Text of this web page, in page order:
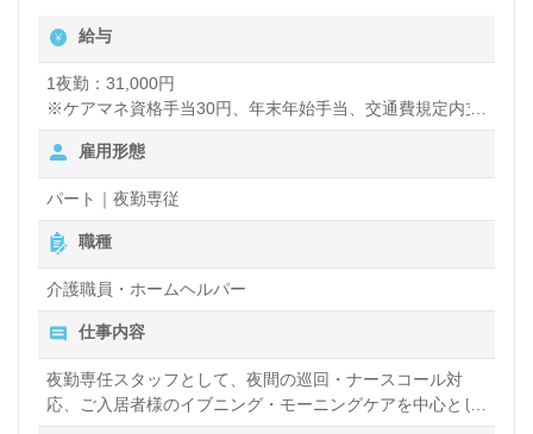
給与
1夜勤：31,000円
※ケアマネ資格手当30円、年末年始手当、交通費規定内支
給※定期昇給による基本時給アップあり 昇給あり
雇用形態
パート｜夜勤専従
職種
介護職員・ホームヘルパー
仕事内容
夜勤専任スタッフとして、夜間の巡回・ナースコール対
応、ご入居者様のイブニング・モーニングケアを中心とし
た介護・生活支援、それに伴う記録業務